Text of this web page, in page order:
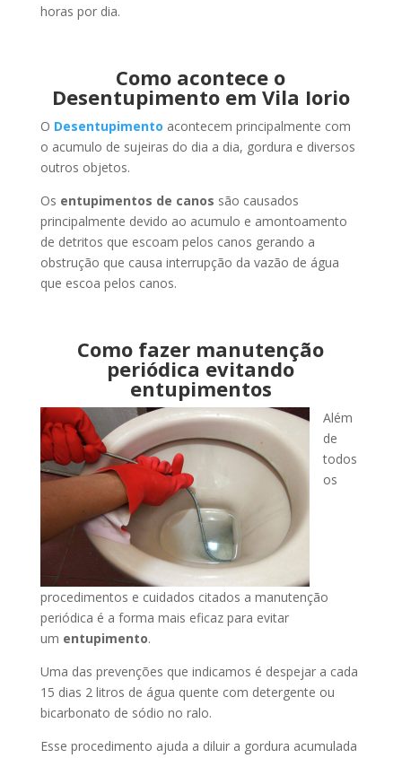
horas por dia.
Como acontece o
Desentupimento em Vila Iorio
O Desentupimento acontecem principalmente com
o acumulo de sujeiras do dia a dia, gordura e diversos
outros objetos.
Os entupimentos de canos são causados
principalmente devido ao acumulo e amontoamento
de detritos que escoam pelos canos gerando a
obstrução que causa interrupção da vazão de água
que escoa pelos canos.
Como fazer manutenção
periódica evitando
entupimentos
Além
de
todos
os
procedimentos e cuidados citados a manutenção
periódica é a forma mais eficaz para evitar
um entupimento.
Uma das prevenções que indicamos é despejar a cada
15 dias 2 litros de água quente com detergente ou
bicarbonato de sódio no ralo.
Esse procedimento ajuda a diluir a gordura acumulada